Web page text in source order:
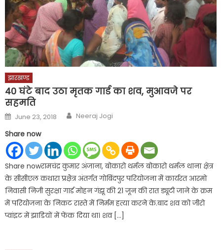
झारखण्ड
40 घंटे बाद उठा मृतक गार्ड का शव, मुआवजे पर
सहमति
Posted
on
June 23, 2018 Author
Neeraj Jogi
Share now
Share nowरामचंद्र कुमार अंजाना, बोकारो थर्मल बोकारो थर्मल थाना क्षेत्र
के सीसीएल कथारा प्रक्षेेेत्र अंतर्गत गोबिंंदपुर परियोजना मेंं कार्यरत आरमो
निवासी निजी सुरक्षा गार्ड मोहन गंझू की 21 जून की रात ड्यूटी जाने के क्रम
में परियोजना के निकट रास्ते में निर्मम हत्या करने के.बाद शव को जीरो
प्वांइट में झाडियों में फेंक दिया था। शव […]